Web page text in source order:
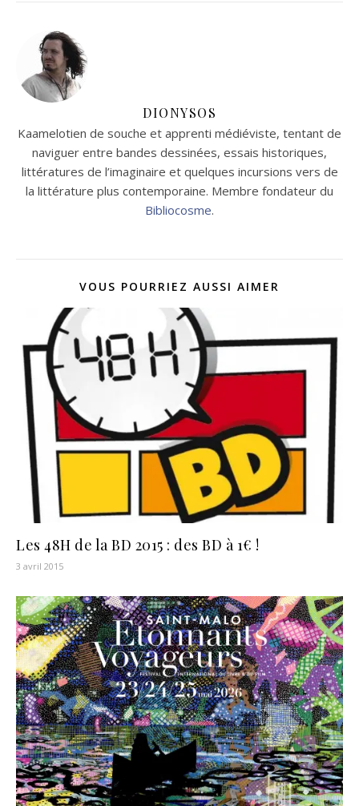
DIONYSOS
Kaamelotien de souche et apprenti médiéviste, tentant de
naviguer entre bandes dessinées, essais historiques,
littératures de l’imaginaire et quelques incursions vers de
la littérature plus contemporaine. Membre fondateur du
Bibliocosme.
VOUS POURRIEZ AUSSI AIMER
Les 48H de la BD 2015 : des BD à 1€ !
3 avril 2015